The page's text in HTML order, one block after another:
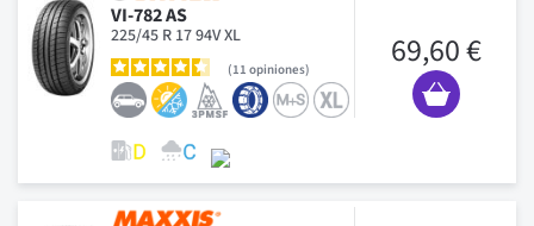
VI-782 AS
225/45 R 17 94V XL
11 opiniones 69,60 €